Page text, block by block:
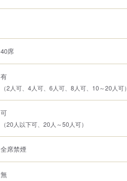
40席
有
（2人可、4人可、6人可、8人可、10～20人可）
可
（20人以下可、20人～50人可）
全席禁煙
無